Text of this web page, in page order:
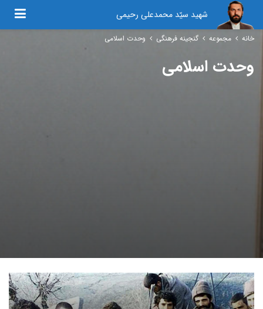
شهید سیّد محمدعلی رحیمی
خانه مجموعه گنجینه فرهنگی وحدت اسلامی
وحدت اسلامی